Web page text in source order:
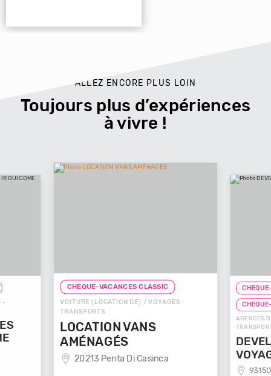
ALLEZ ENCORE PLUS LOIN
Toujours plus d’expériences
à vivre !
-
CHEQUE-VACANCES CLASSIC
VOITURE (LOCATION DE) / VOYAGES -
TRANSPORTS
LOCATION VANS
AMÉNAGÉS
20213 Penta Di Casinca
AGENCES